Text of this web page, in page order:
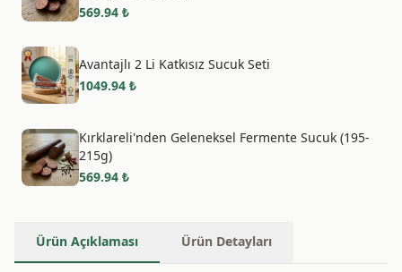
569.94 ₺
Avantajlı 2 Li Katkısız Sucuk Seti
1049.94 ₺
Kırklareli'nden Geleneksel Fermente Sucuk (195-
215g)
569.94 ₺
Ürün Açıklaması Ürün Detayları